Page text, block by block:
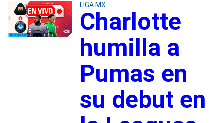
LIGA MX
Charlotte
humilla a
Pumas en
su debut en